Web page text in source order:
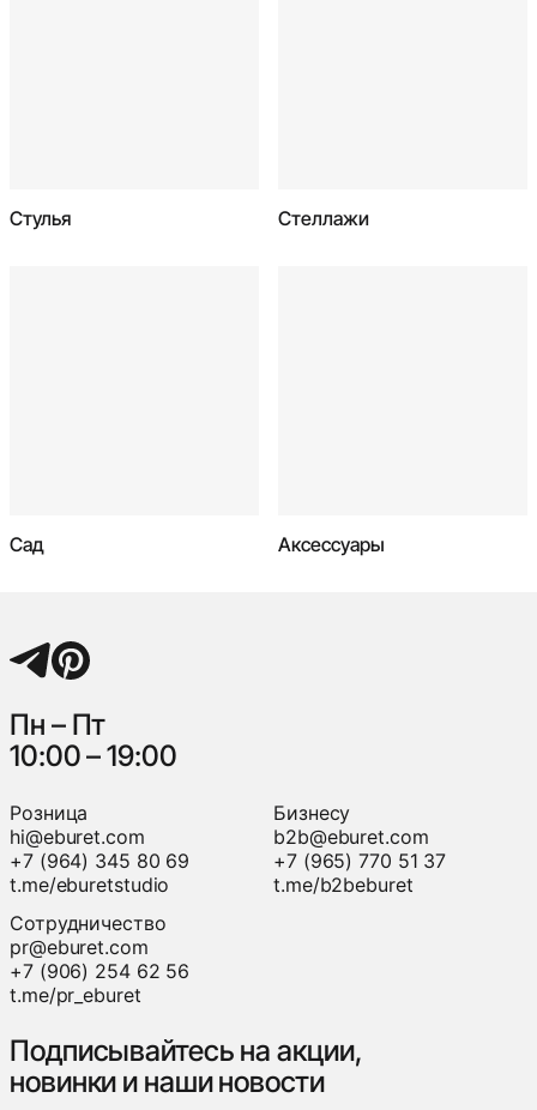
Стулья Стеллажи
Сад Аксессуары
Пн – Пт
10:00 – 19:00
Розница
hi@eburet.com
+7 (964) 345 80 69
t.me/eburetstudio
Бизнесу
b2b@eburet.com
+7 (965) 770 51 37
t.me/b2beburet
Сотрудничество
pr@eburet.com
+7 (906) 254 62 56
t.me/pr_eburet
Подписывайтесь на акции,
новинки и наши новости